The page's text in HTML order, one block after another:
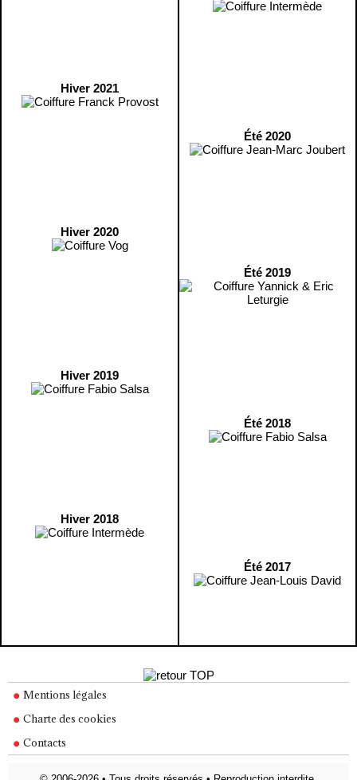
Hiver 2021
Hiver 2020
Hiver 2019
Hiver 2018
Été 2020
Été 2019
Été 2018
Été 2017
Mentions légales
Charte des cookies
Contacts